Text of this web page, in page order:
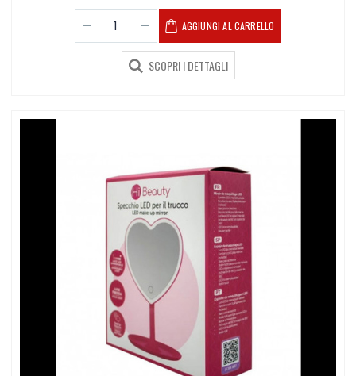
AGGIUNGI AL CARRELLO
SCOPRI I DETTAGLI